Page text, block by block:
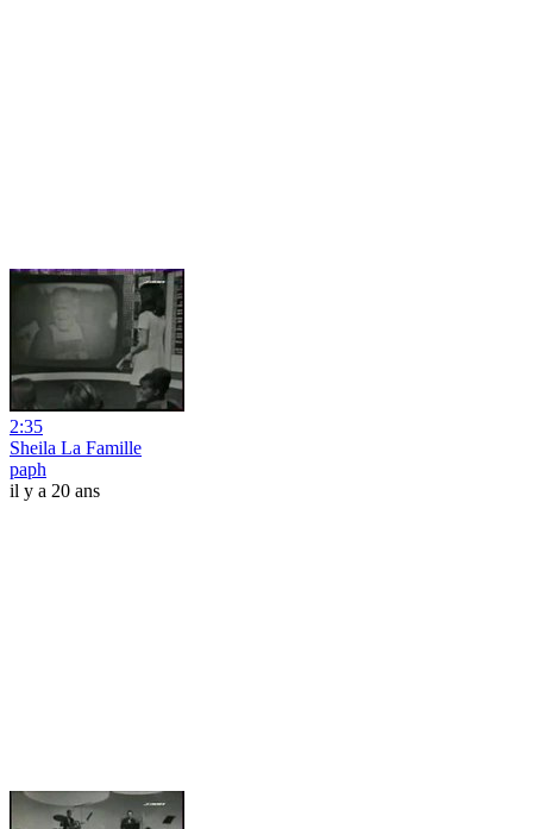
2:35
Sheila La Famille
paph
il y a 20 ans